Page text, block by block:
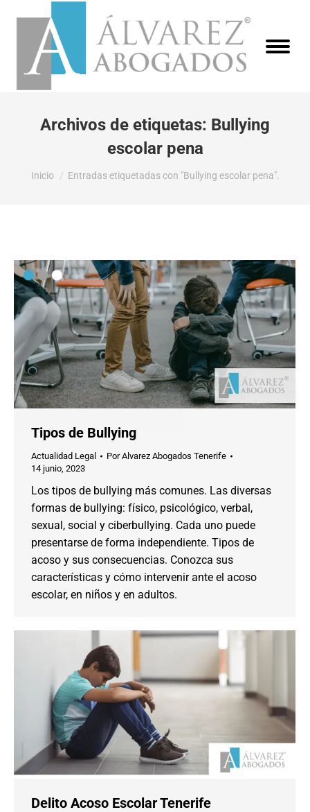
Archivos de etiquetas: Bullying
escolar pena
Estás aquí:
Inicio Entradas etiquetadas con "Bullying escolar pena".
Tipos de Bullying
Actualidad Legal PorAlvarez Abogados Tenerife
14 junio, 2023
Los tipos de bullying más comunes. Las diversas
formas de bullying: físico, psicológico, verbal,
sexual, social y ciberbullying. Cada uno puede
presentarse de forma independiente. Tipos de
acoso y sus consecuencias. Conozca sus
características y cómo intervenir ante el acoso
escolar, en niños y en adultos.
Delito Acoso Escolar Tenerife